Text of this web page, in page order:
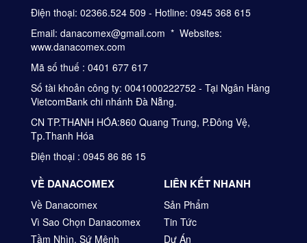
Điện thoại: 02366.524 509 - Hotline: 0945 368 615
Email: danacomex@gmail.com * Websites:
www.danacomex.com
Mã số thuế : 0401 677 617
Số tài khoản công ty: 0041000222752 - Tại Ngân Hàng
VietcomBank chi nhánh Đà Nẵng.
CN TP.THANH HÓA:860 Quang Trung, P.Đông Vệ,
Tp.Thanh Hóa
Điện thoại : 0945 86 86 15
VỀ DANACOMEX
Về Danacomex
Vì Sao Chọn Danacomex
Tầm Nhìn, Sứ Mệnh
LIÊN KẾT NHANH
Sản Phẩm
Tin Tức
Dự Án